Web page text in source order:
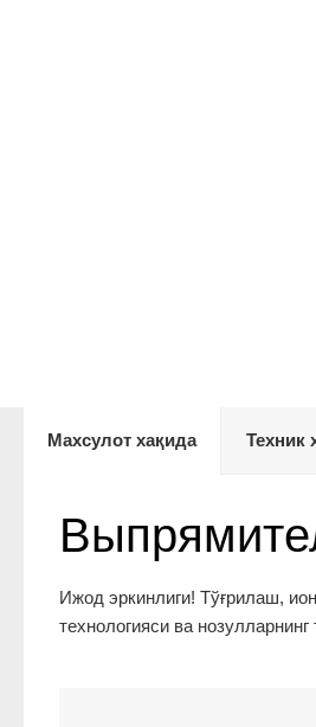
Махсулот хақида Техник
Ижод эркинлиги! Тўғрилаш,
технологияси ва